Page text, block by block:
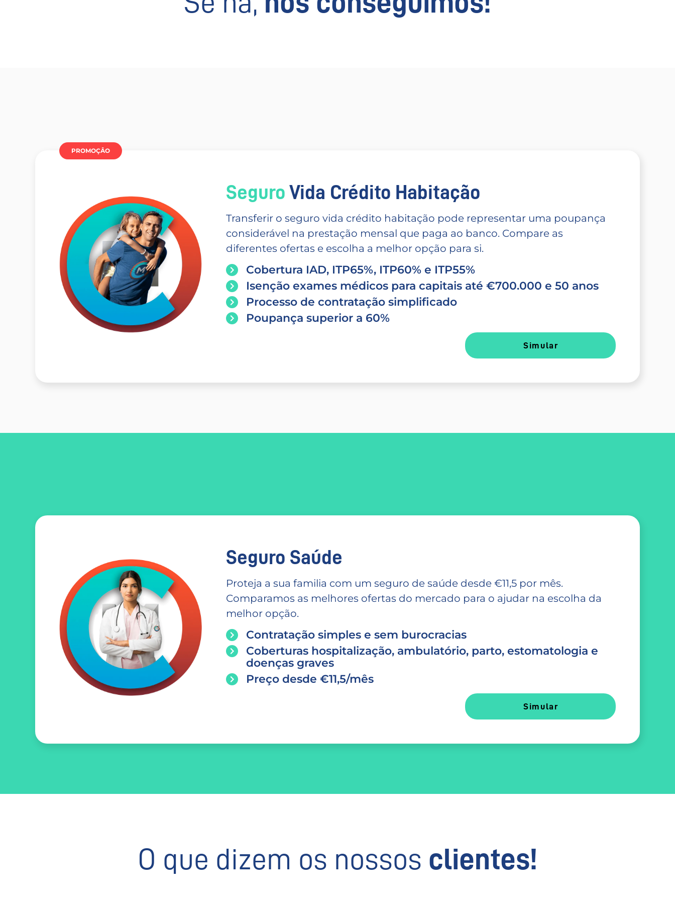
PROMOÇÂO
Seguro Vida Crédito Habitação
Transferir o seguro vida crédito habitação pode representar uma poupança
considerável na prestação mensal que paga ao banco. Compare as
diferentes ofertas e escolha a melhor opção para si.
Cobertura IAD, ITP65%, ITP60% e ITP55%
Isenção exames médicos para capitais até €700.000 e 50 anos
Processo de contratação simplificado
Poupança superior a 60%
Simular
Seguro Saúde
Proteja a sua familia com um seguro de saúde desde €11,5 por mês.
Comparamos as melhores ofertas do mercado para o ajudar na escolha da
melhor opção.
Contratação simples e sem burocracias
Coberturas hospitalização, ambulatório, parto, estomatologia e
doenças graves
Preço desde €11,5/mês
Simular
O que dizem os nossos clientes!